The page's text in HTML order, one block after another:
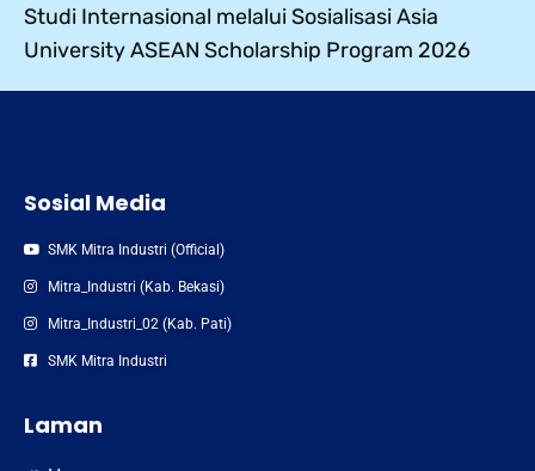
Studi Internasional melalui Sosialisasi Asia
University ASEAN Scholarship Program 2026
Sosial Media
SMK Mitra Industri (Official)
Mitra_Industri (Kab. Bekasi)
Mitra_Industri_02 (Kab. Pati)
SMK Mitra Industri
Laman